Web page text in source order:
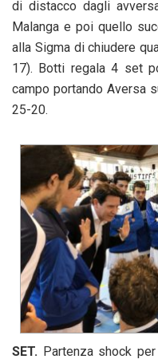
di distacco dagli
Malanga e poi quello
alla Sigma di chiudere
17). Botti regala 4 set
campo portando Aversa
25-20.
SET. Partenza shock